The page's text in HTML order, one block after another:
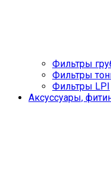
Фильтры
Фильтры
Фильтры LPI
Аксуссуары,